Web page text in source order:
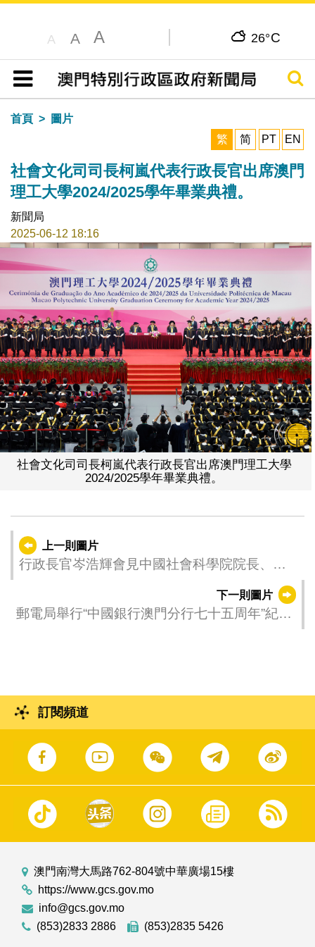
A A A 26°C
目錄
搜尋
首頁
圖片
繁
简 PT EN
社會文化司司長柯嵐代表行政長官出席澳門
理工大學2024/2025學年畢業典禮。
新聞局
2025-06-12 18:16
社會文化司司長柯嵐代表行政長官出席澳門理工大學
2024/2025學年畢業典禮。
上一則圖片
行政長官岑浩輝會見中國社會科學院院長、黨
翔。
下一則圖片
郵電局舉行“中國銀行澳門分行七十五周年”紀念
訂閱頻道
澳門南灣大馬路762-804號中華廣場15樓
https://www.gcs.gov.mo
info@gcs.gov.mo
(853)2833 2886
(853)2835 5426